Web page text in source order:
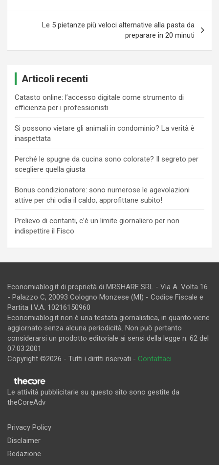
Le 5 pietanze più veloci alternative alla pasta da
preparare in 20 minuti
Articoli recenti
Catasto online: l’accesso digitale come strumento di
efficienza per i professionisti
Si possono vietare gli animali in condominio? La verità è
inaspettata
Perché le spugne da cucina sono colorate? Il segreto per
scegliere quella giusta
Bonus condizionatore: sono numerose le agevolazioni
attive per chi odia il caldo, approfittane subito!
Prelievo di contanti, c’è un limite giornaliero per non
indispettire il Fisco
Economiablog.it di proprietà di MRSHARE SRL - Via A. Volta 16
- Palazzo C, 20093 Cologno Monzese (MI) - Codice Fiscale e
Partita I.V.A. 10216150960
Economiablog.it non è una testata giornalistica, in quanto viene
aggiornato senza alcuna periodicità. Non può pertanto
considerarsi un prodotto editoriale ai sensi della legge n. 62 del
07.03.2001
Copyright ©2026 - Tutti i diritti riservati - Contattaci
Le attività pubblicitarie su questo sito sono gestite da
theCoreAdv
Privacy Policy
Disclaimer
Redazione